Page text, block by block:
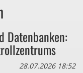
zu viel
Datenbanken:
28.07.2026 18:52